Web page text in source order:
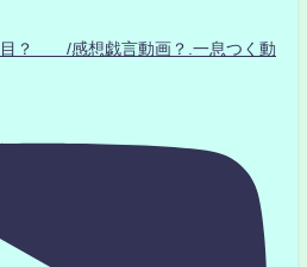
目？ /感想戯言動画？.一息つく動